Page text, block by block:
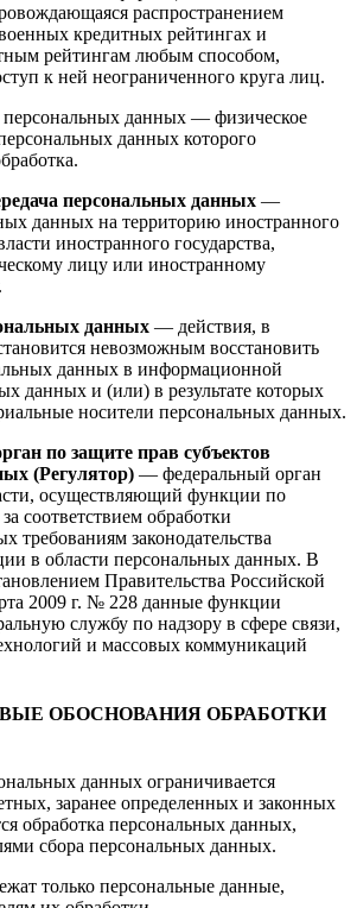
распространением
кредитных рейтингах и
рейтингам любым способом,
к ней неограниченного круга лиц.
данных — физическое
данных которого
персональных данных —
данных на территорию иностранного
иностранного государства,
лицу или иностранному
данных — действия, в
невозможным восстановить
данных в информационной
данных и (или) в результате которых
носители персональных данных.
по защите прав субъектов
(Регулятор) — федеральный орган
осуществляющий функции по
соответствием обработки
требованиям законодательства
в области персональных данных. В
Правительства Российской
2009 г. № 228 данные функции
службу по надзору в сфере связи,
и массовых коммуникаций
ОБОСНОВАНИЯ ОБРАБОТКИ
данных ограничивается
заранее определенных и законных
обработка персональных данных,
сбора персональных данных.
только персональные данные,